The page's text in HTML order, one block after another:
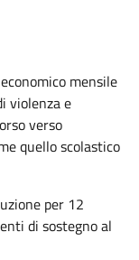
mensile
violenza e
verso
quello scolastico
per 12
di sostegno al